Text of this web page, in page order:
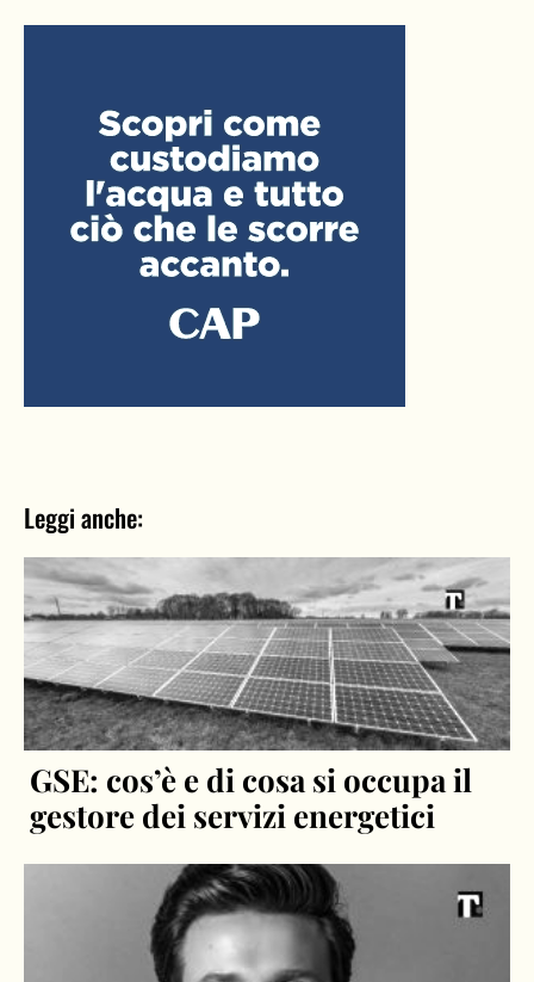
Leggi anche:
GSE: cos’è e di cosa si occupa il
gestore dei servizi energetici